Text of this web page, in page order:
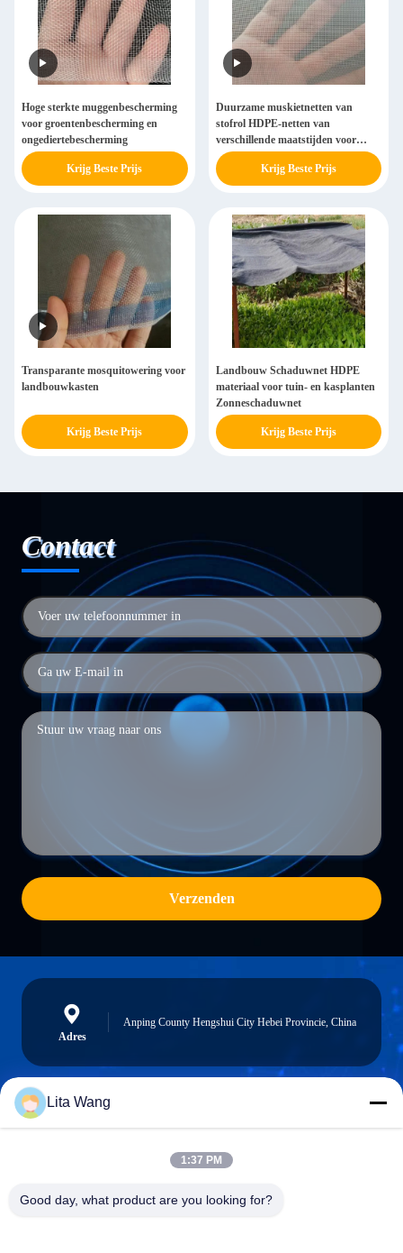
Hoge sterkte muggenbescherming
voor groentenbescherming en
ongediertebescherming
Krijg Beste Prijs
Duurzame muskietnetten van
stofrol HDPE-netten van
verschillende maatstijden voor
ramen
Krijg Beste Prijs
Transparante mosquitowering voor
landbouwkasten
Krijg Beste Prijs
Landbouw Schaduwnet HDPE
materiaal voor tuin- en kasplanten
Zonneschaduwnet
Krijg Beste Prijs
Contact
Verzenden
Adres
Anping County Hengshui City Hebei Provincie, China
lita@screenmeshnet.com
Lita Wang
1:37 PM
Good day, what product are you looking for?